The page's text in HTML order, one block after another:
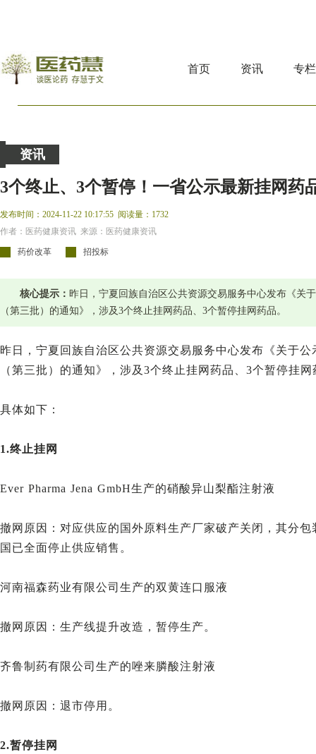
首页 资讯 专栏
资讯
3个终止、3个暂停！一省公示最新挂网药
发布时间：2024-11-22 10:17:55 阅读量：1732
作者：医药健康资讯 来源：医药健康资讯
药价改革 招投标
核心提示： 昨日，宁夏回族自治区公共资源交易服务中心发布《关
（第三批）的通知》，涉及3个终止挂网药品、3个暂停挂网药品。
昨日，宁夏回族自治区公共资源交易服务中心发布《关于
（第三批）的通知》，涉及3个终止挂网药品、3个暂停挂网
具体如下：
1.终止挂网
Ever Pharma Jena GmbH生产的硝酸异山梨酯注射液
撤网原因：对应供应的国外原料生产厂家破产关闭，其分
国已全面停止供应销售。
河南福森药业有限公司生产的双黄连口服液
撤网原因：生产线提升改造，暂停生产。
齐鲁制药有限公司生产的唑来膦酸注射液
撤网原因：退市停用。
2.暂停挂网